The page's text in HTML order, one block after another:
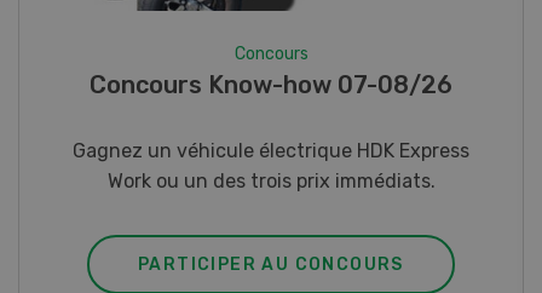
Photo mystère 07-08/26
Gagnez l’un des cinq couteaux de poche LANDI
PARTICIPER AU CONCOURS